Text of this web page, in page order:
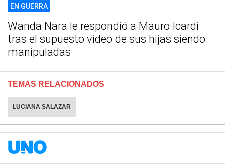
EN GUERRA
Wanda Nara le respondió a Mauro Icardi
tras el supuesto video de sus hijas siendo
manipuladas
TEMAS RELACIONADOS
LUCIANA SALAZAR